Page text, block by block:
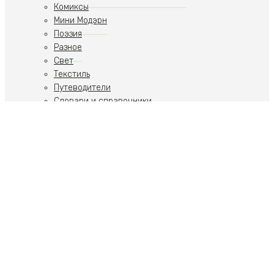
Комиксы
Мини Модэрн
Поэзия
Разное
Свет
Текстиль
Путеводители
Словари и справочники